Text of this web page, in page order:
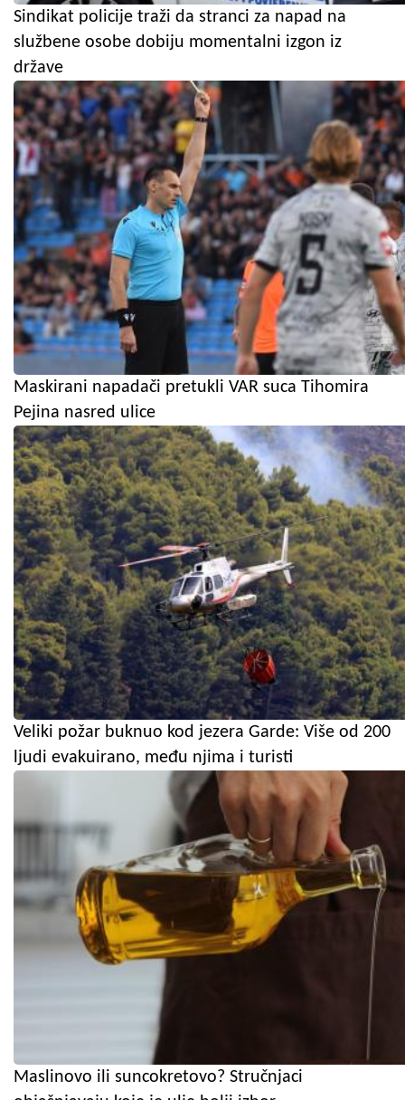
Sindikat policije traži da stranci za napad na
službene osobe dobiju momentalni izgon iz
države
Maskirani napadači pretukli VAR suca Tihomira
Pejina nasred ulice
Veliki požar buknuo kod jezera Garde: Više od 200
ljudi evakuirano, među njima i turisti
Maslinovo ili suncokretovo? Stručnjaci